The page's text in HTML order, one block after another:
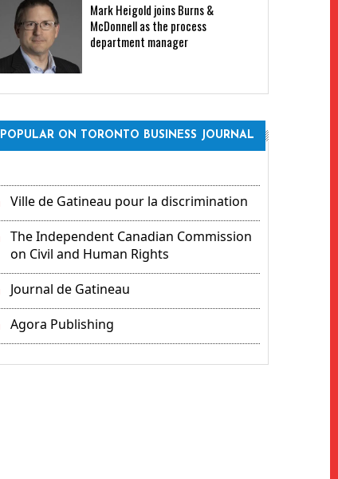
Mark Heigold joins Burns &
McDonnell as the process
department manager
POPULAR ON TORONTO BUSINESS JOURNAL
Ville de Gatineau pour la discrimination
The Independent Canadian Commission
on Civil and Human Rights
Journal de Gatineau
Agora Publishing